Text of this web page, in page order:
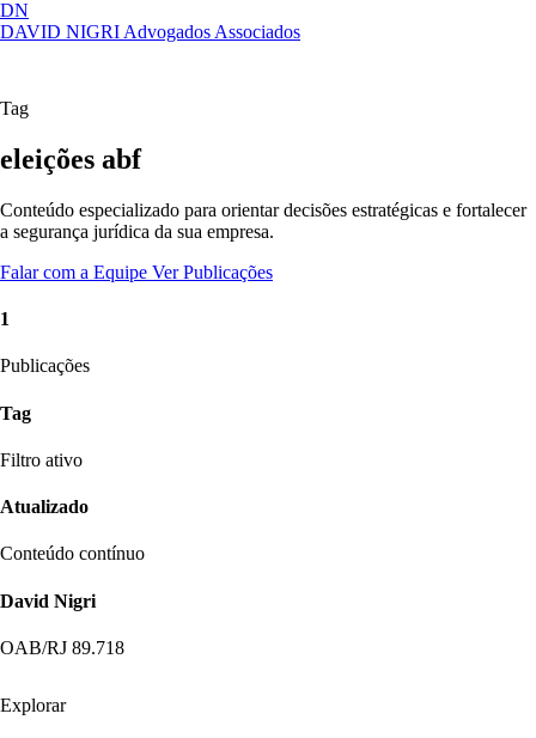
DN
DAVID NIGRI Advogados Associados
Artigos, sentenças, áreas de atuação,
Tag
eleições abf
Conteúdo especializado para orientar decisões estratégicas e fortalecer
a segurança jurídica da sua empresa.
Falar com a Equipe Ver Publicações
1
Publicações
Tag
Filtro ativo
Atualizado
Conteúdo contínuo
David Nigri
OAB/RJ 89.718
Explorar